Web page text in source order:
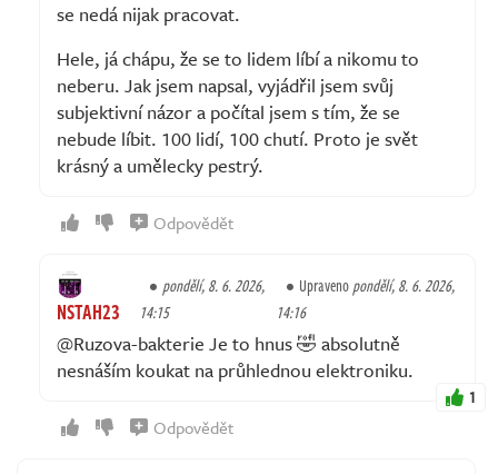
se nedá nijak pracovat.
Hele, já chápu, že se to lidem líbí a nikomu to
neberu. Jak jsem napsal, vyjádřil jsem svůj
subjektivní názor a počítal jsem s tím, že se
nebude líbit. 100 lidí, 100 chutí. Proto je svět
krásný a umělecky pestrý.
Odpovědět
NSTAH23
pondělí, 8. 6. 2026,
14:15
Upravenopondělí, 8. 6. 2026,
14:16
@Ruzova-bakterie Je to hnus 🤣 absolutně
nesnáším koukat na průhlednou elektroniku.
1
Odpovědět